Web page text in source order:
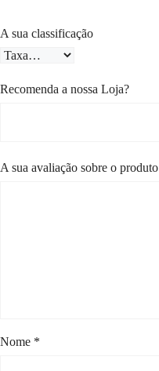
A sua classificação
Recomenda a nossa Loja?
A sua avaliação sobre o produto
Nome *